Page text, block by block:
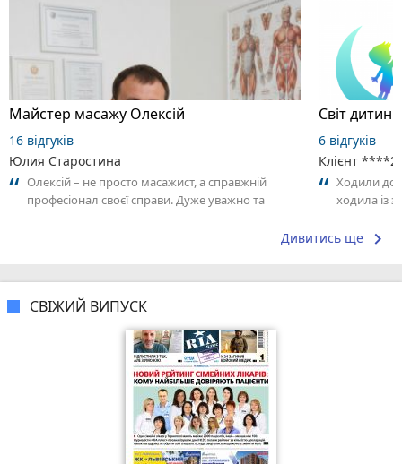
Майстер масажу Олексій
16 відгуків
Юлия Старостина
Олексій – не просто масажист, а справжній
професіонал своєї справи. Дуже уважно та
6 відгуків
Клієнт
Ходили до
ходила із
Дивитись ще keyboard_arrow_right
СВІЖИЙ ВИПУСК